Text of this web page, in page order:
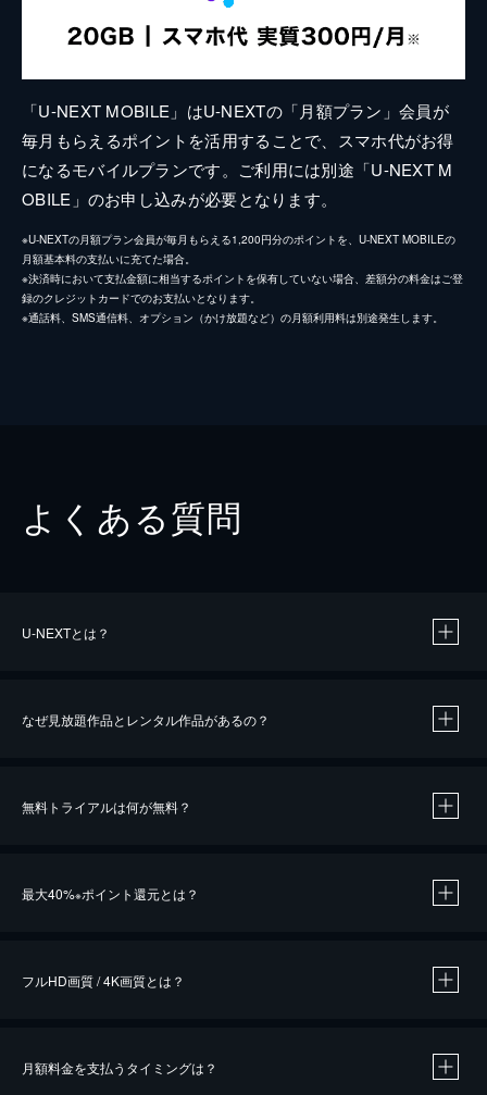
「U-NEXT MOBILE」はU-NEXTの「月額プラン」会員が
毎月もらえるポイントを活用することで、スマホ代がお得
になるモバイルプランです。ご利用には別途「U-NEXT M
OBILE」のお申し込みが必要となります。
※U-NEXTの月額プラン会員が毎月もらえる1,200円分のポイントを、U-NEXT MOBILEの
月額基本料の支払いに充てた場合。
※決済時において支払金額に相当するポイントを保有していない場合、差額分の料金はご登
録のクレジットカードでのお支払いとなります。
※通話料、SMS通信料、オプション（かけ放題など）の月額利用料は別途発生します。
よくある質問
U-NEXTとは？
なぜ見放題作品とレンタル作品があるの？
無料トライアルは何が無料？
最大40%※ポイント還元とは？
※40％ポイント還元の対象は、クレジットカード決済による作品の購入 / レンタルです。
フルHD画質 / 4K画質とは？
月額料金を支払うタイミングは？